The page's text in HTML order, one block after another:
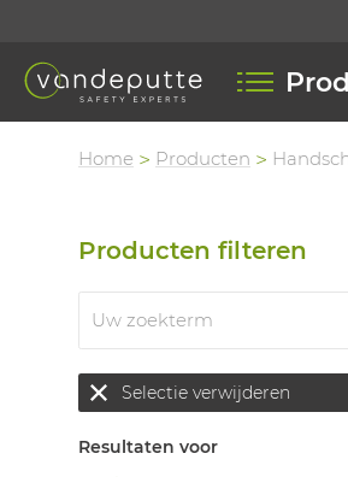
Home Producten
Producten filteren
Selectie verwijderen
Resultaten voor